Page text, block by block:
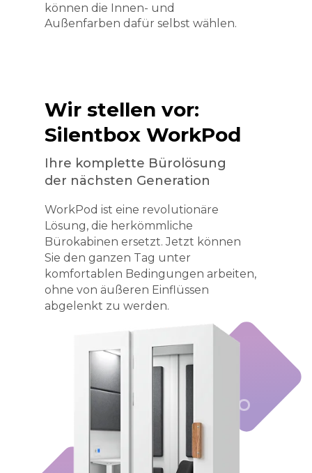
können die Innen- und
Außenfarben dafür selbst wählen.
Wir stellen vor:
Silentbox WorkPod
Ihre komplette Bürolösung
der nächsten Generation
WorkPod ist eine revolutionäre
Lösung, die herkömmliche
Bürokabinen ersetzt. Jetzt können
Sie den ganzen Tag unter
komfortablen Bedingungen arbeiten,
ohne von äußeren Einflüssen
abgelenkt zu werden.